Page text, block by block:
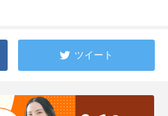
ツイート